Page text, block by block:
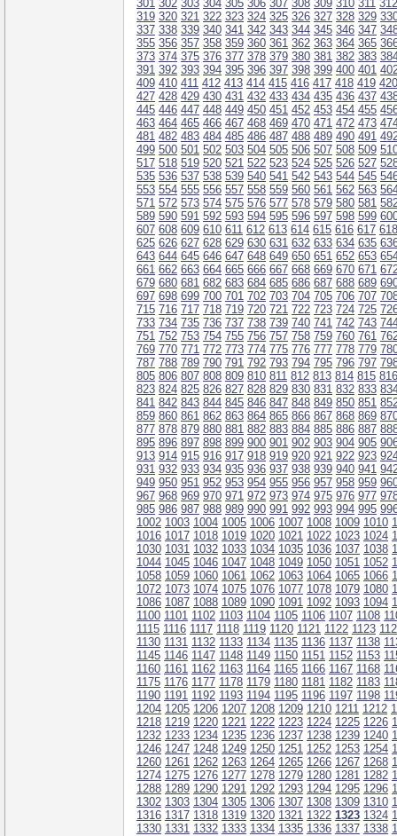
301 302 303 304 305 306 307 308 309 310 311 312
319 320 321 322 323 324 325 326 327 328 329
337 338 339 340 341 342 343 344 345 346 347
355 356 357 358 359 360 361 362 363 364 365
373 374 375 376 377 378 379 380 381 382 383
391 392 393 394 395 396 397 398 399 400 401
409 410 411 412 413 414 415 416 417 418 419 420
427 428 429 430 431 432 433 434 435 436 437
445 446 447 448 449 450 451 452 453 454 455
463 464 465 466 467 468 469 470 471 472 473
481 482 483 484 485 486 487 488 489 490 491
499 500 501 502 503 504 505 506 507 508 509
517 518 519 520 521 522 523 524 525 526 527
535 536 537 538 539 540 541 542 543 544 545
553 554 555 556 557 558 559 560 561 562 563
571 572 573 574 575 576 577 578 579 580 581
589 590 591 592 593 594 595 596 597 598 599
607 608 609 610 611 612 613 614 615 616 617 618
625 626 627 628 629 630 631 632 633 634 635
643 644 645 646 647 648 649 650 651 652 653
661 662 663 664 665 666 667 668 669 670 671
679 680 681 682 683 684 685 686 687 688 689
697 698 699 700 701 702 703 704 705 706 707
715 716 717 718 719 720 721 722 723 724 725
733 734 735 736 737 738 739 740 741 742 743
751 752 753 754 755 756 757 758 759 760 761
769 770 771 772 773 774 775 776 777 778 779
787 788 789 790 791 792 793 794 795 796 797
805 806 807 808 809 810 811 812 813 814 815 816
823 824 825 826 827 828 829 830 831 832 833
841 842 843 844 845 846 847 848 849 850 851
859 860 861 862 863 864 865 866 867 868 869
877 878 879 880 881 882 883 884 885 886 887
895 896 897 898 899 900 901 902 903 904 905
913 914 915 916 917 918 919 920 921 922 923
931 932 933 934 935 936 937 938 939 940 941
949 950 951 952 953 954 955 956 957 958 959
967 968 969 970 971 972 973 974 975 976 977
985 986 987 988 989 990 991 992 993 994 995
1002 1003 1004 1005 1006 1007 1008 1009 1010
1016 1017 1018 1019 1020 1021 1022 1023 1024
1030 1031 1032 1033 1034 1035 1036 1037 1038
1044 1045 1046 1047 1048 1049 1050 1051 1052
1058 1059 1060 1061 1062 1063 1064 1065 1066
1072 1073 1074 1075 1076 1077 1078 1079 1080
1086 1087 1088 1089 1090 1091 1092 1093 1094
1100 1101 1102 1103 1104 1105 1106 1107 1108
1115 1116 1117 1118 1119 1120 1121 1122 1123
1130 1131 1132 1133 1134 1135 1136 1137 1138
1145 1146 1147 1148 1149 1150 1151 1152 1153
1160 1161 1162 1163 1164 1165 1166 1167 1168
1175 1176 1177 1178 1179 1180 1181 1182 1183
1190 1191 1192 1193 1194 1195 1196 1197 1198
1204 1205 1206 1207 1208 1209 1210 1211 1212
1218 1219 1220 1221 1222 1223 1224 1225 1226
1232 1233 1234 1235 1236 1237 1238 1239 1240
1246 1247 1248 1249 1250 1251 1252 1253 1254
1260 1261 1262 1263 1264 1265 1266 1267 1268
1274 1275 1276 1277 1278 1279 1280 1281 1282
1288 1289 1290 1291 1292 1293 1294 1295 1296
1302 1303 1304 1305 1306 1307 1308 1309 1310
1316 1317 1318 1319 1320 1321 1322 1323 1324
1330 1331 1332 1333 1334 1335 1336 1337 1338